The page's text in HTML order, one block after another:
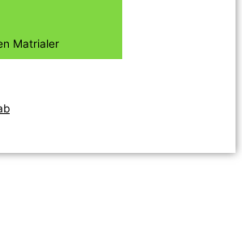
Matrialer